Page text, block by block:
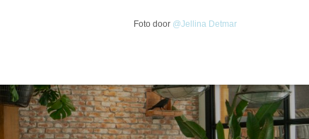
Foto door @Jellina Detmar